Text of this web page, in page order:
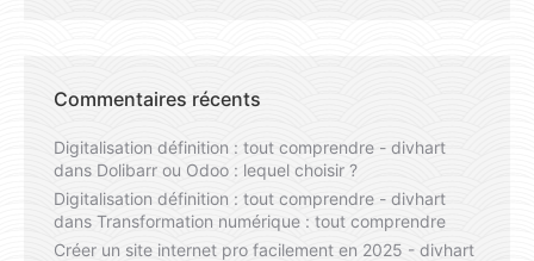
Commentaires récents
Digitalisation définition : tout comprendre - divhart
dans Dolibarr ou Odoo : lequel choisir ?
Digitalisation définition : tout comprendre - divhart
dans Transformation numérique : tout comprendre
Créer un site internet pro facilement en 2025 - divhart